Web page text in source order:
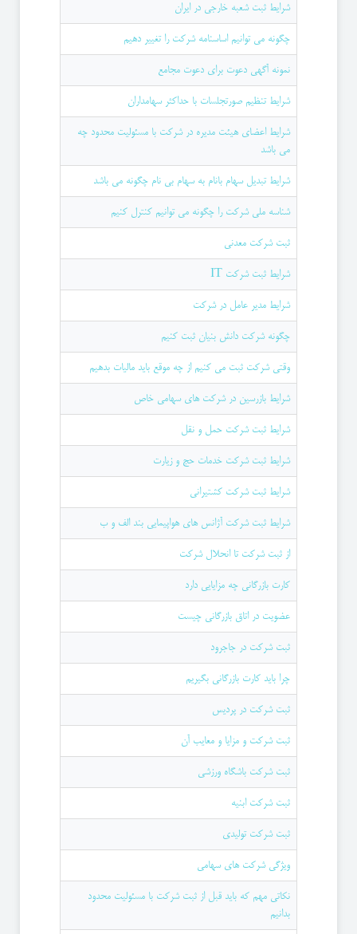
شرایط ثبت شعبه خارجی در ایران
چگونه می توانیم اساسنامه شرکت را تغییر دهیم
نمونه آگهی دعوت برای دعوت مجامع
شرایط تنظیم صورتجلسات با حداکثر سهامداران
شرایط اعضای هیئت مدیره در شرکت با مسئولیت محدود چه
می باشد
شرایط تبدیل سهام بانام به سهام بی نام چگونه می باشد
شناسه ملی شرکت را چگونه می توانیم کنترل کنیم
ثبت شرکت معدنی
شرایط ثبت شرکت IT
شرایط مدیر عامل در شرکت
چگونه شرکت دانش بنیان ثبت کنیم
وقتی شرکت ثبت می کنیم از چه موقع باید مالیات بدهیم
شرایط بازرسین در شرکت های سهامی خاص
شرایط ثبت شرکت حمل و نقل
شرایط ثبت شرکت خدمات حج و زیارت
شرایط ثبت شرکت کشتیرانی
شرایط ثبت شرکت آژانس های هواپیمایی بند الف و ب
از ثبت شرکت تا انحلال شرکت
کارت بازرگانی چه مزایایی دارد
عضویت در اتاق بازرگانی چیست
ثبت شرکت در جاجرود
چرا باید کارت بازرگانی بگیریم
ثبت شرکت در پردیس
ثبت شرکت و مزایا و معایب آن
ثبت شرکت باشگاه ورزشی
ثبت شرکت ابنیه
ثبت شرکت تولیدی
ویژگی شرکت های سهامی
نکاتی مهم که باید قبل از ثبت شرکت با مسئولیت محدود
بدانیم